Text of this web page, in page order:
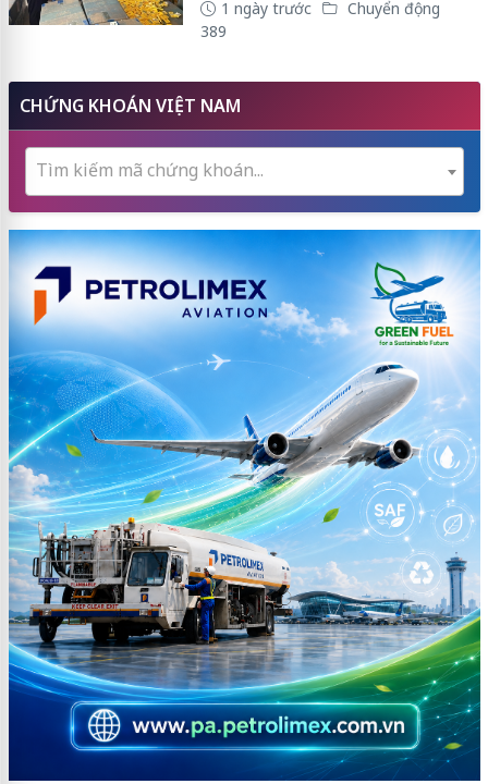
1 ngày trước
Chuyển động
389
CHỨNG KHOÁN VIỆT NAM
Tìm kiếm mã chứng khoán...